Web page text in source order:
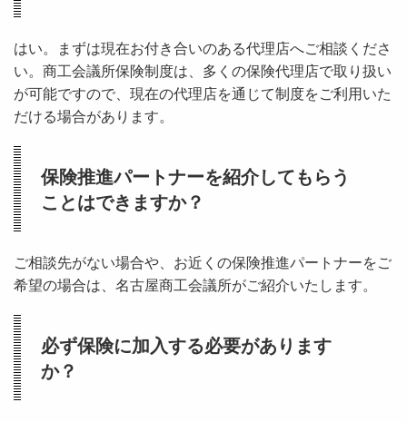
はい。まずは現在お付き合いのある代理店へご相談くださ
い。商工会議所保険制度は、多くの保険代理店で取り扱い
が可能ですので、現在の代理店を通じて制度をご利用いた
だける場合があります。
保険推進パートナーを紹介してもらう
ことはできますか？
ご相談先がない場合や、お近くの保険推進パートナーをご
希望の場合は、名古屋商工会議所がご紹介いたします。
必ず保険に加入する必要があります
か？